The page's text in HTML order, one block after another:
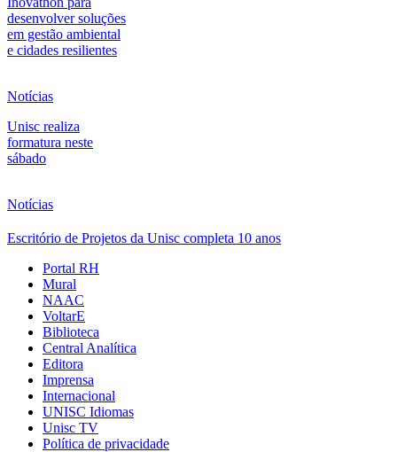
desenvolver soluções
em gestão ambiental
e cidades resilientes
Notícias
Unisc realiza
formatura neste
sábado
Notícias
Escritório de Projetos da Unisc completa 10 anos
Portal RH
Mural
NAAC
VoltarE
Biblioteca
Central Analítica
Editora
Imprensa
Internacional
UNISC Idiomas
Unisc TV
Política de privacidade